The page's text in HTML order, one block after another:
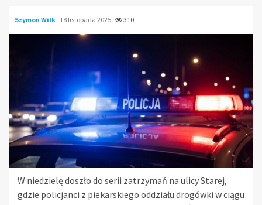
Szymon Wilk 18 listopada 2025 310
W niedzielę doszło do serii zatrzymań na ulicy Starej,
gdzie policjanci z piekarskiego oddziału drogówki w ciągu